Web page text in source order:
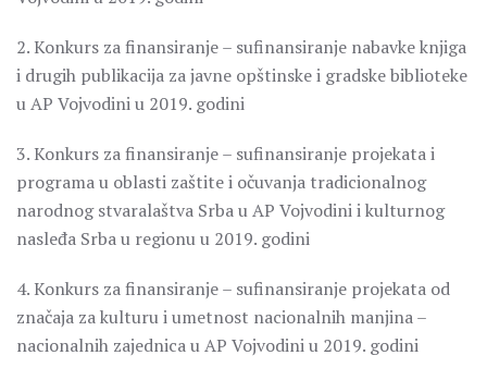
2. Konkurs za finansiranje – sufinansiranje nabavke knjiga
i drugih publikacija za javne opštinske i gradske biblioteke
u AP Vojvodini u 2019. godini
3. Konkurs za finansiranje – sufinansiranje projekata i
programa u oblasti zaštite i očuvanja tradicionalnog
narodnog stvaralaštva Srba u AP Vojvodini i kulturnog
nasleđa Srba u regionu u 2019. godini
4. Konkurs za finansiranje – sufinansiranje projekata od
značaja za kulturu i umetnost nacionalnih manjina –
nacionalnih zajednica u AP Vojvodini u 2019. godini